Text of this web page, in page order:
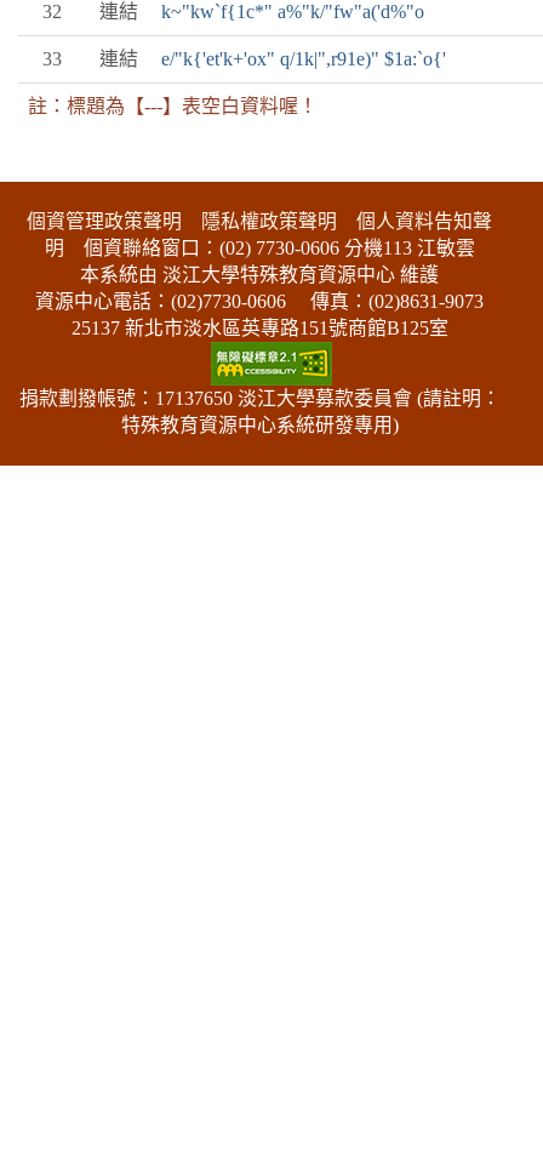
32 連結 k~"kw`f{1c*" a%"k/"fw"a('d%"o
33 連結 e/"k{'et'k+'ox" q/1k|",r91e)" $1a:`o{'
註：標題為【---】表空白資料喔！
個資管理政策聲明 隱私權政策聲明
個人資料告知聲
明 個資聯絡窗口：(02) 7730-0606 分機113 江敏雲
本系統由 淡江大學特殊教育資源中心 維護
資源中心電話：(02)7730-0606
傳真：(02)8631-9073
25137 新北市淡水區英專路151號商館B125室
捐款劃撥帳號：17137650 淡江大學募款委員會 (請註明：
特殊教育資源中心系統研發專用)